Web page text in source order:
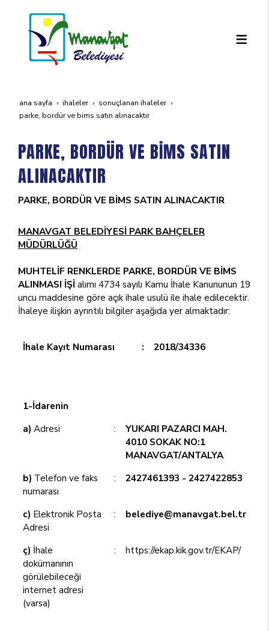
ana sayfa i̇haleler
sonuçlanan i̇haleler
parke, bordür ve bi̇ms satin alinacaktir
PARKE, BORDÜR VE BİMS SATIN
ALINACAKTIR
PARKE, BORDÜR VE BİMS SATIN ALINACAKTIR
MANAVGAT BELEDİYESİ PARK BAHÇELER
MÜDÜRLÜĞÜ
MUHTELİF RENKLERDE PARKE, BORDÜR VE BİMS
ALINMASI İŞİalımı 4734 sayılı Kamu İhale Kanununun 19
uncu maddesine göre açık ihale usulü ile ihale edilecektir.
İhaleye ilişkin ayrıntılı bilgiler aşağıda yer almaktadır:
İhale Kayıt Numarası : 2018/34336
1-İdarenin
a) Adresi :
YUKARI PAZARCI MAH.
4010 SOKAK NO:1
MANAVGAT/ANTALYA
b) Telefon ve faks
numarası
: 2427461393 - 2427422853
c) Elektronik Posta
Adresi
: belediye@manavgat.bel.tr
ç) İhale
dokümanının
görülebileceği
internet adresi
(varsa)
: https://ekap.kik.gov.tr/EKAP/